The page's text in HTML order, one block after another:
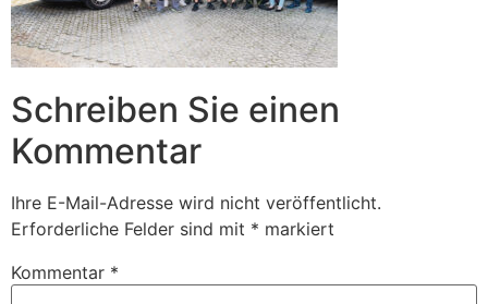
Schreiben Sie einen
Kommentar
Ihre E-Mail-Adresse wird nicht veröffentlicht.
Erforderliche Felder sind mit * markiert
Kommentar *